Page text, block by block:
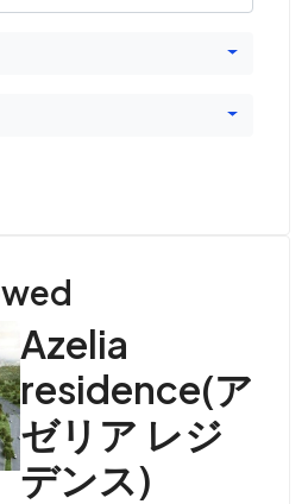
Azelia
residence(ア
ゼリア レジ
デンス)